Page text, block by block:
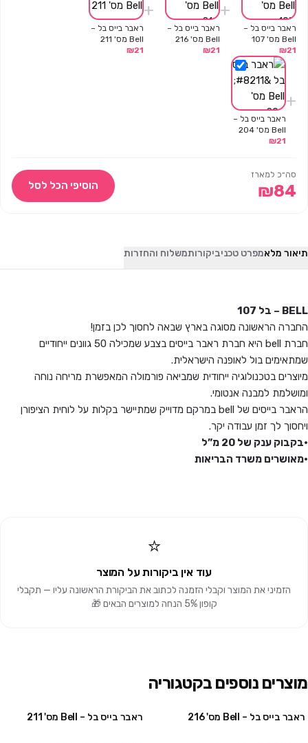
ראבר בייס בל –
Bell מס' 107
₪21
+
ראבר בייס בל –
Bell מס' 216
₪21
+
ראבר בייס בל –
Bell מס' 211
₪21
+
ראבר בייס בל –
Bell מס' 204
₪21
סה״כ למארז
₪84 הוסיפי הכל לסל
תיאור מלאמפרט טכניביקורותמשלוח והחזרות
BELL – בל 107
החברה הראשונה מסוגה בארץ שבאה לחסוך לכן בזמן!
חברת bell היא חברת ראבר בייסים בצבע שמכילה 50 גוונים ייחודיים
שמתאימים בול לאופנה הישראלית.
מיוצרים בטכנולוגיה ייחודית שמביאה פורמולה המאפשרת מריחה נוחה
ומושלמת למבנה אנטומי.
הראבר בייסים של bell במרקם מדוייק שמתיישר בקלות על לוחית הציפורן
ויחסוך לך זמן עבודה יקר.
•בקבוק ענק של 20 מ”ל
•מאושרים משרד הבריאות
⭐
עוד אין ביקורות על המוצר
הזמיני את המוצר וקבלי הזמנה לכתוב את הביקורת הראשונה עליו — תקבלי
קופון 5% הנחה למוצרים הבאים 🎁
מוצרים נוספים בקטגוריה
ראבר בייס בל – Bell מס' 216 ראבר בייס בל – Bell מס' 211